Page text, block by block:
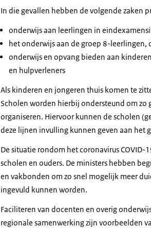
In die gevallen hebben de volgende zaken
onderwijs aan leerlingen in
het onderwijs aan de groep 8-
onderwijs en opvang bieden aan
en hulpverleners
Als kinderen en jongeren thuis komen te
Scholen worden hierbij ondersteund om
organiseren. Hiervoor kunnen de scholen
deze lijnen invulling kunnen geven aan het
De situatie rondom het coronavirus
scholen en ouders. De ministers hebben
en vakbonden om zo snel mogelijk meer
ingevuld kunnen worden.
Faciliteren van docenten en overig
regionale samenwerking zijn voorbeelden